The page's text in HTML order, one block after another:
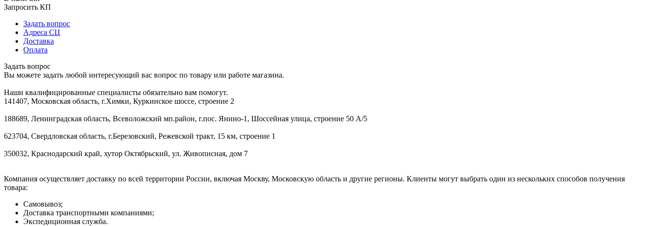
Запросить КП
Задать вопрос
Адреса СЦ
Доставка
Оплата
Задать вопрос
Вы можете задать любой интересующий вас вопрос по товару или работе магазина.
Наши квалифицированные специалисты обязательно вам помогут.
141407, Московская область, г.Химки, Куркинское шоссе, строение 2
188689, Ленинградская область, Всеволожский мп.район, г.пос. Янино-1, Шоссейная улица, строение 50 А/5
623704, Свердловская область, г.Березовский, Режевской тракт, 15 км, строение 1
350032, Краснодарский край, хутор Октябрьский, ул. Живописная, дом 7
Компания осуществляет доставку по всей территории России, включая Москву, Московскую область и другие регионы. Клиенты могут выбрать один из нескольких способов получения
товара:
Самовывоз;
Доставка транспортными компаниями;
Экспедиционная служба.